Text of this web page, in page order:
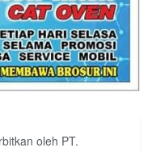
oleh PT.